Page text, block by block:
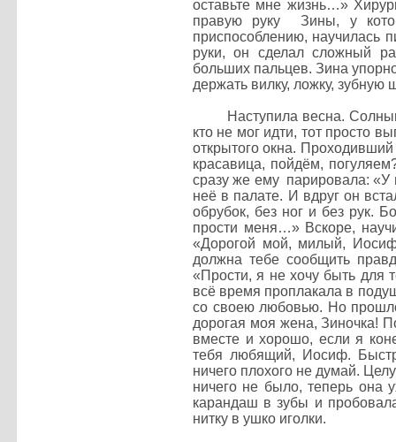
оставьте мне жизнь…»
правую руку Зины, у
приспособлению, научилась
руки, он сделал сложный
больших пальцев. Зина
держать вилку, ложку, зубную
Наступила весна.
кто не мог идти, тот просто
открытого окна.
красавица, пойдём,
сразу же ему парировала: «У
неё в палате. И вдруг он
обрубок, без ног и без рук.
прости меня…» Вскоре,
«Дорогой мой, милый,
должна тебе сообщить
«Прости, я не хочу быть для
всё время проплакала в
со своею любовью. Но
дорогая моя жена, Зиночка!
вместе и хорошо, если я
тебя любящий, Иосиф.
ничего плохого не думай.
ничего не было, теперь она
карандаш в зубы и
нитку в ушко иголки.